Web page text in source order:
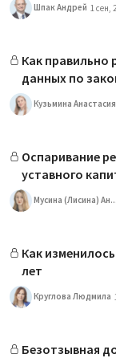
Шпак Андрей 1 сен,
Как правильно
данных по
Кузьмина Анастасия
Оспаривание
уставного
Мусина (Лисина) Ан...
Как
лет
Круглова Людмила
Безотзывная